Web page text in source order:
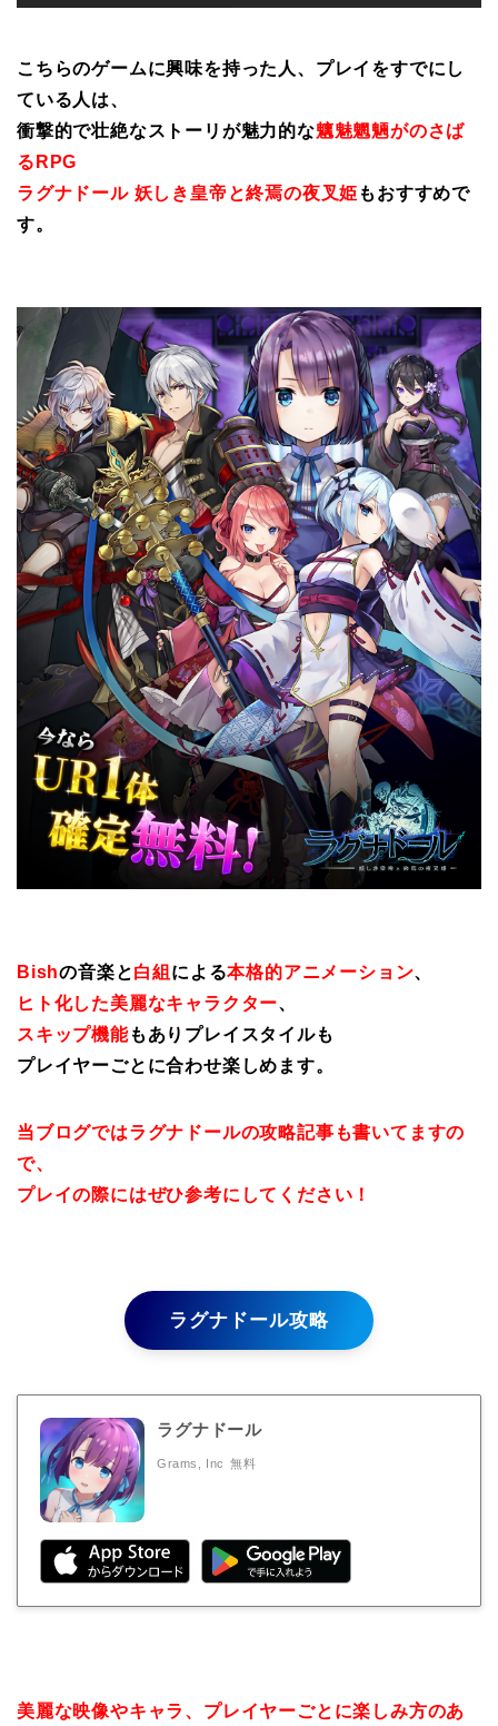
こちらのゲームに興味を持った人、プレイをすでにし
ている人は、
衝撃的で壮絶なストーリが魅力的な魑魅魍魎がのさば
るRPG
ラグナドール 妖しき皇帝と終焉の夜叉姫 もおすすめで
す。
Bishの音楽と白組 による本格的アニメーション、
ヒト化した美麗なキャラクター、
スキップ機能もありプレイスタイルも
プレイヤーごとに合わせ楽しめます。
当ブログではラグナドールの攻略記事も書いてますの
で、
プレイの際にはぜひ参考にしてください！
ラグナドール攻略
ラグナドール
Grams, Inc 無料
美麗な映像やキャラ、プレイヤーごとに楽しみ方のあ